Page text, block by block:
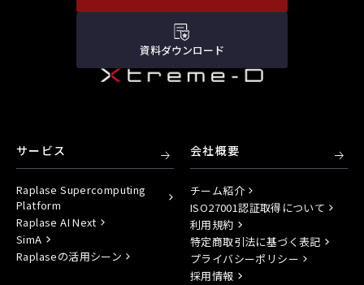
資料ダウンロード
サービス
Raplase Supercomputing
Platform
Raplase AI Next
SimA
Raplaseの活用シーン
会社概要
チーム紹介
ISO27001認証取得について
利用規約
特定商取引法に基づく表記
プライバシーポリシー
採用情報